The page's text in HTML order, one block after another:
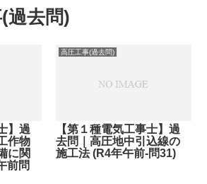
過去問)
】過
作物
に関
前問
高圧工事(過去問)
【第１種電気工事士】過
去問｜高圧地中引込線の
施工法 (R4年午前-問31)